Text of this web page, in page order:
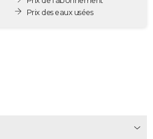
Prix des eaux usées